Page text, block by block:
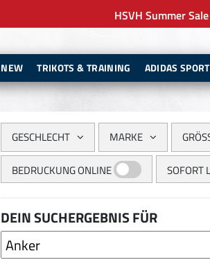
HSVH Summer
NEW TRIKOTS & TRAINING ADIDAS
GESCHLECHT MARKE
BEDRUCKUNG ONLINE
SOFORT
DEIN SUCHERGEBNIS FÜR